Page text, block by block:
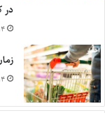
در
۱۴
۱۴